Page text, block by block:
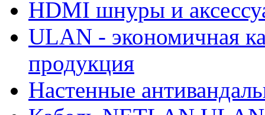
HDMI шнуры и
ULAN - экономичная
продукция
Настенные